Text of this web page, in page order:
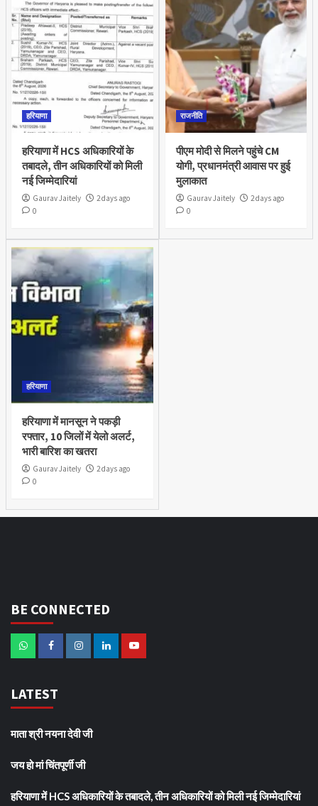
हरियाणा
हरियाणा में HCS अधिकारियों के
तबादले, तीन अधिकारियों को मिली
नई जिम्मेदारियां
Gaurav Jaitely
2 days ago
0
राजनीति
पीएम मोदी से मिलने पहुंचे CM
योगी, प्रधानमंत्री आवास पर हुई
मुलाकात
Gaurav Jaitely
2 days ago
0
हरियाणा
हरियाणा में मानसून ने पकड़ी
रफ्तार, 10 जिलों में येलो अलर्ट,
भारी बारिश का खतरा
Gaurav Jaitely
2 days ago
0
BE CONNECTED
LATEST
माता श्री नयना देवी जी
जय हो मां चिंतपूर्णी जी
हरियाणा में HCS अधिकारियों के तबादले, तीन अधिकारियों को मिली नई जिम्मेदारियां